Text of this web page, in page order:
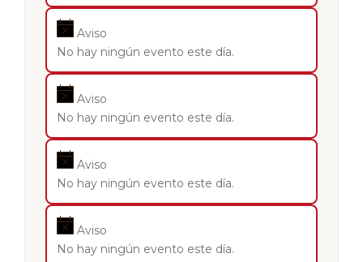
Aviso
No hay ningún evento este día.
Aviso
No hay ningún evento este día.
Aviso
No hay ningún evento este día.
Aviso
No hay ningún evento este día.